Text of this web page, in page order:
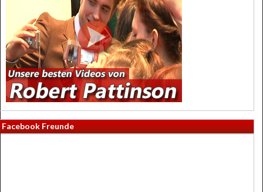
Facebook Freunde